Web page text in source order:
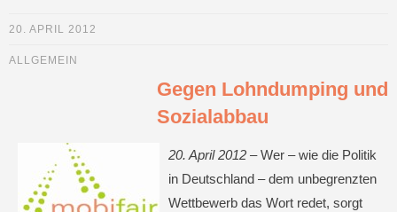
20. APRIL 2012
ALLGEMEIN
Gegen Lohndumping und
Sozialabbau
20. April 2012 –Wer – wie die Politik
in Deutschland – dem unbegrenzten
Wettbewerb das Wort redet, sorgt